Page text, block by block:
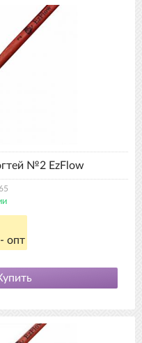
№2 EzFlow
опт